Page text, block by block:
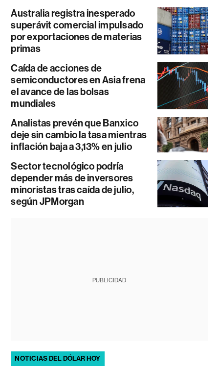
Australia registra inesperado
superávit comercial impulsado
por exportaciones de materias
primas
Caída de acciones de
semiconductores en Asia frena
el avance de las bolsas
mundiales
Analistas prevén que Banxico
deje sin cambio la tasa mientras
inflación baja a 3,13% en julio
Sector tecnológico podría
depender más de inversores
minoristas tras caída de julio,
según JPMorgan
PUBLICIDAD
NOTICIAS DEL DÓLAR HOY